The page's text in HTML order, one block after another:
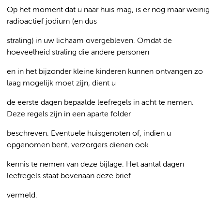
Op het moment dat u naar huis mag, is er nog maar weinig
radioactief jodium (en dus
straling) in uw lichaam overgebleven. Omdat de
hoeveelheid straling die andere personen
en in het bijzonder kleine kinderen kunnen ontvangen zo
laag mogelijk moet zijn, dient u
de eerste dagen bepaalde leefregels in acht te nemen.
Deze regels zijn in een aparte folder
beschreven. Eventuele huisgenoten of, indien u
opgenomen bent, verzorgers dienen ook
kennis te nemen van deze bijlage. Het aantal dagen
leefregels staat bovenaan deze brief
vermeld.